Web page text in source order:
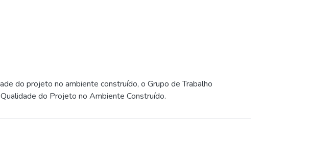
do projeto no ambiente construído, o Grupo de Trabalho
do Projeto no Ambiente Construído.